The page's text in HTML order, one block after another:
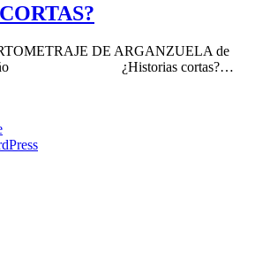
DE ARGANZUELA de
¿Historias cortas?…